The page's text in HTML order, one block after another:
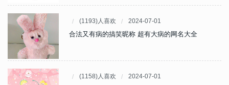
(1193)人喜欢 2024-07-01
合法又有病的搞笑昵称 超有大病的网名大全
(1158)人喜欢 2024-07-01